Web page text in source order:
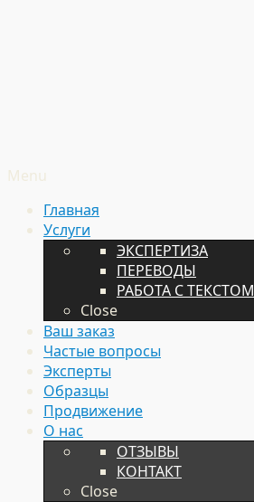
Menu
Главная
Услуги
ЭКСПЕРТИЗА
ПЕРЕВОДЫ
РАБОТА С ТЕКСТОМ
Close
Ваш заказ
Частые вопросы
Эксперты
Образцы
Продвижение
О нас
ОТЗЫВЫ
КОНТАКТ
Close